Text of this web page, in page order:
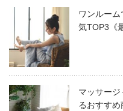
ワンルー
気TOP3《
マッサー
るおすすめ